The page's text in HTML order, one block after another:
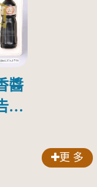
醬
塑
更 多